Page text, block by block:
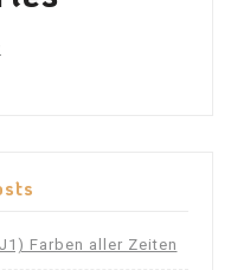
Farben aller Zeiten